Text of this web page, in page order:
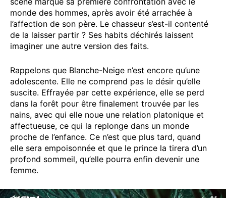
monde des hommes, après avoir été arrachée à
l’affection de son père. Le chasseur s’est-il contenté
de la laisser partir ? Ses habits déchirés laissent
imaginer une autre version des faits.
Rappelons que Blanche-Neige n’est encore qu’une
adolescente. Elle ne comprend pas le désir qu’elle
suscite. Effrayée par cette expérience, elle se perd
dans la forêt pour être finalement trouvée par les
nains, avec qui elle noue une relation platonique et
affectueuse, ce qui la replonge dans un monde
proche de l’enfance. Ce n’est que plus tard, quand
elle sera empoisonnée et que le prince la tirera d’un
profond sommeil, qu’elle pourra enfin devenir une
femme.